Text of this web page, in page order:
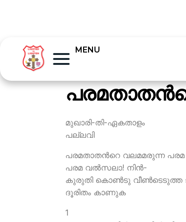
MENU
മുഖാരി-തി-ഏകതാളം
പല്ലവി
പരമതാതന്‍റെ വലമമരുന്ന
പരമ വല്‍സലാ! നിന്‍-
കുരുതി കൊണ്‍ടു വീണ്‍ടെടുത്ത
ദൂരിതം കാണുക
1